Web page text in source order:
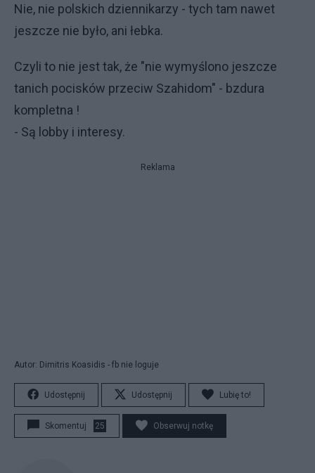
Nie, nie polskich dziennikarzy - tych tam nawet
jeszcze nie było, ani łebka.
Czyli to nie jest tak, że "nie wymyślono jeszcze
tanich pocisków przeciw Szahidom" - bzdura
kompletna !
- Są lobby i interesy.
Reklama
Autor: Dimitris Koasidis - fb nie loguje
Udostępnij Udostępnij Lubię to!
Skomentuj 25 Obserwuj notkę